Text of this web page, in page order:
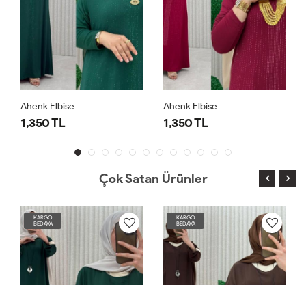
Ahenk Elbise
1,350 TL
Ahenk Elbise
1,350 TL
Çok Satan Ürünler
KARGO
BEDAVA
KARGO
BEDAVA